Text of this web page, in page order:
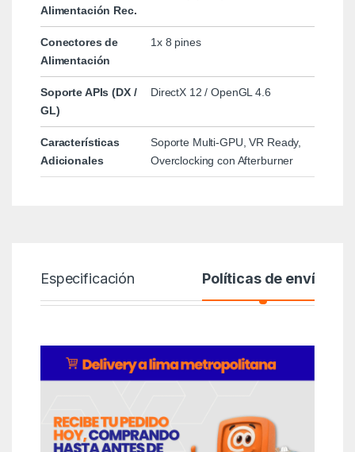
Alimentación Rec.
Conectores de
Alimentación
1x 8 pines
Soporte APIs (DX /
GL)
DirectX 12 / OpenGL 4.6
Características
Adicionales
Soporte Multi-GPU, VR Ready,
Overclocking con Afterburner
Especificación Políticas de envío